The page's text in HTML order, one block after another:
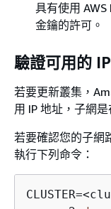
具有使用
金鑰的許可。
驗證可用的
若要更新叢集，
用 IP 地址，子網
若要確認您的子網
執行下列命令：
CLUSTER=<